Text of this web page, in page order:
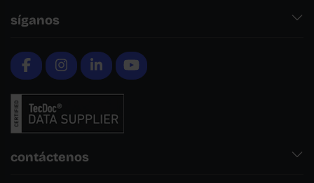
síganos
contáctenos